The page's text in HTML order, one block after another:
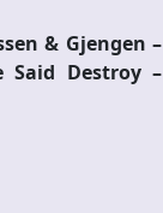
& Gjengen –
Said Destroy –